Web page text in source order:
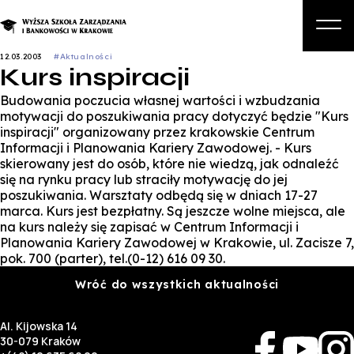
Studia
Studia podyplomowe i kursy
Student
Biznes
Zapisz się na studia
12.03.2003 #Aktualności
Kurs inspiracji
Budowania poczucia własnej wartości i wzbudzania
motywacji do poszukiwania pracy dotyczyć będzie "Kurs
inspiracji" organizowany przez krakowskie Centrum
Informacji i Planowania Kariery Zawodowej. - Kurs
skierowany jest do osób, które nie wiedzą, jak odnaleźć
się na rynku pracy lub straciły motywację do jej
poszukiwania. Warsztaty odbędą się w dniach 17-27
marca. Kurs jest bezpłatny. Są jeszcze wolne miejsca, ale
na kurs należy się zapisać w Centrum Informacji i
Planowania Kariery Zawodowej w Krakowie, ul. Zacisze 7,
pok. 700 (parter), tel.(0-12) 616 09 30.
Wróć do wszystkich aktualności
Al. Kijowska 14
30-079 Kraków